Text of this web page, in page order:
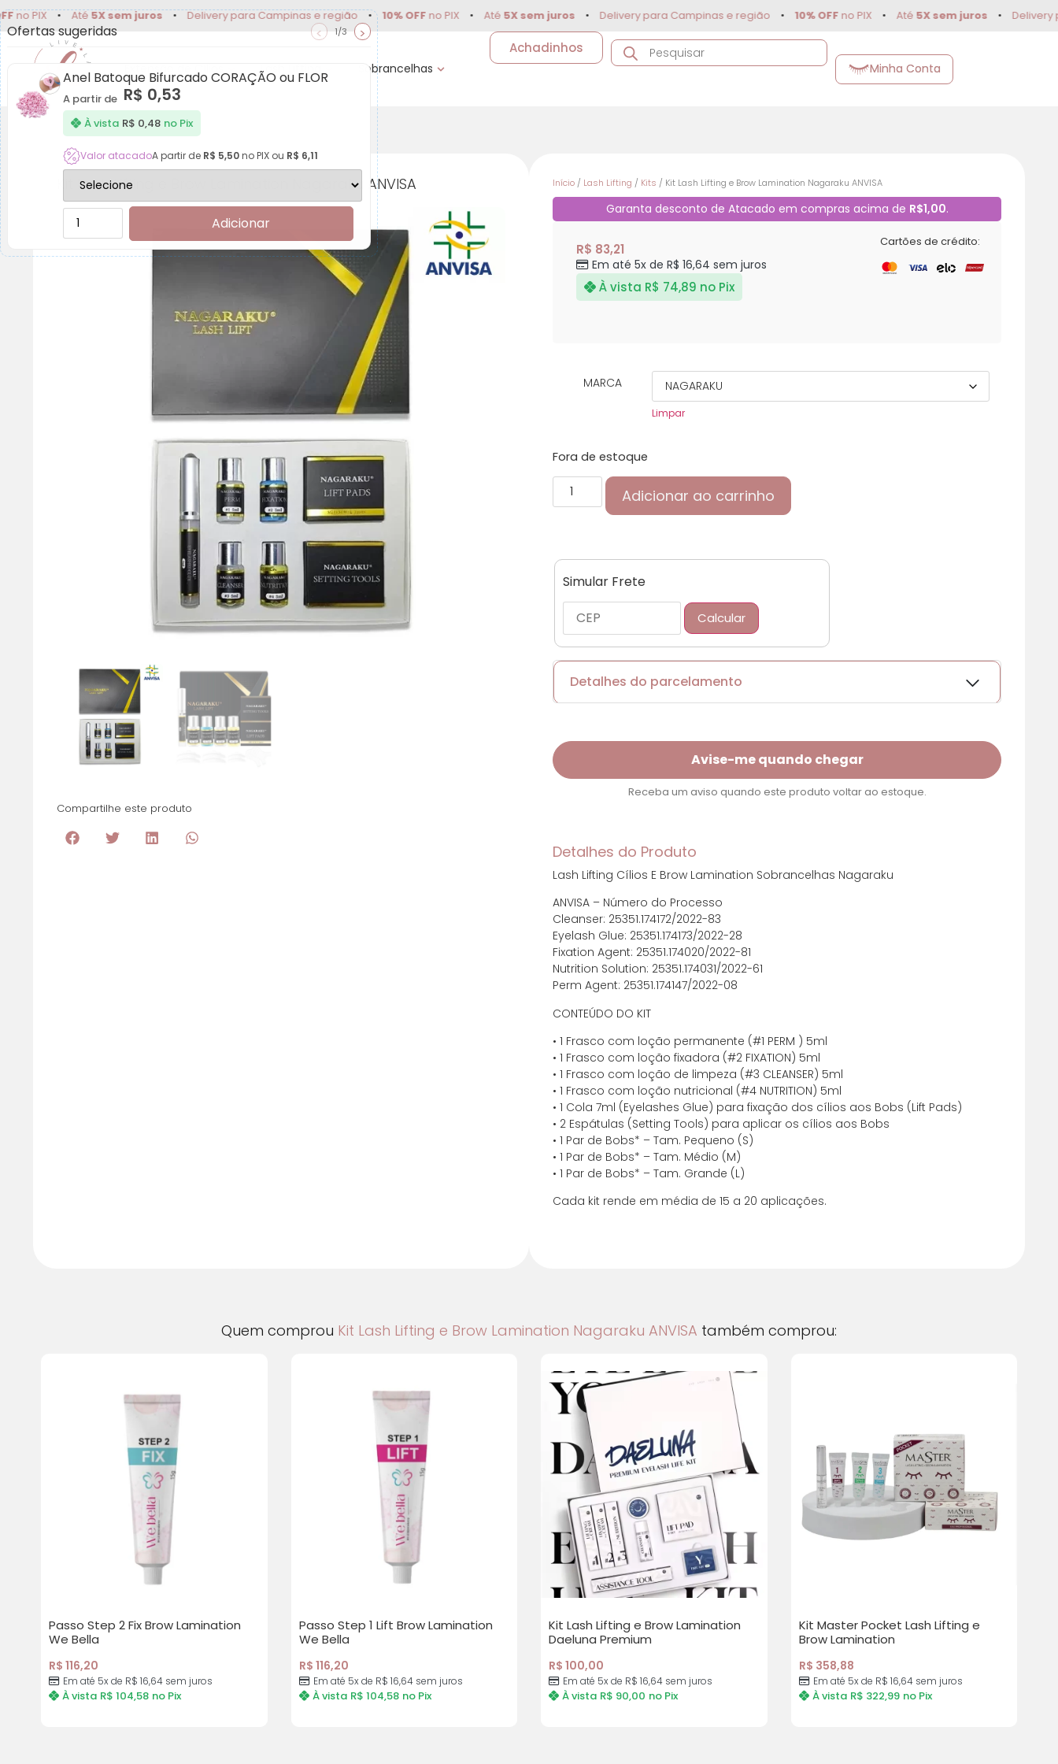
• Até5X sem juros • Delivery para Campinas e região • 10% OFFno PIX • Até 5X sem juros • Delivery para Campinas e região • 10% OFFno PIX • Até 5X sem juros • Delivery para
Extensão de Cílios Lash Lifting Sobrancelhas
Achadinhos
Minha Conta
Kit Lash Lifting e Brow Lamination Nagaraku ANVISA
Compartilhe este produto
Início / Lash Lifting / Kits / Kit Lash Lifting e Brow Lamination Nagaraku ANVISA
Garanta desconto de Atacado em compras acima de R$1,00.
Cartões de crédito:
R$ 83,21
Em até 5x de R$ 16,64 sem juros
À vista R$ 74,89 no Pix
MARCA
Limpar
Fora de estoque
Adicionar ao carrinho
Simular Frete
Calcular
Detalhes do parcelamento
1x de R$ 83,21 sem juros
3x de R$ 27,74 sem juros
4x de R$ 20,80 sem juros
6x de R$ 15,31 com juros
7x de R$ 13,25 com juros
8x de R$ 11,72 com juros R$ 93,73
9x de R$ 10,52 com juros
10x de R$ 9,56 com juros
Avise-me quando chegar
Receba um aviso quando este produto voltar ao estoque.
Detalhes do Produto
Lash Lifting Cílios E Brow Lamination Sobrancelhas Nagaraku
ANVISA – Número do Processo
Cleanser: 25351.174172/2022-83
Eyelash Glue: 25351.174173/2022-28
Fixation Agent: 25351.174020/2022-81
Nutrition Solution: 25351.174031/2022-61
Perm Agent: 25351.174147/2022-08
CONTEÚDO DO KIT
• 1 Frasco com loção permanente (#1 PERM ) 5ml
• 1 Frasco com loção fixadora (#2 FIXATION) 5ml
• 1 Frasco com loção de limpeza (#3 CLEANSER) 5ml
• 1 Frasco com loção nutricional (#4 NUTRITION) 5ml
• 1 Cola 7ml (Eyelashes Glue) para fixação dos cílios aos Bobs (Lift Pads)
• 2 Espátulas (Setting Tools) para aplicar os cílios aos Bobs
• 1 Par de Bobs* – Tam. Pequeno (S)
• 1 Par de Bobs* – Tam. Médio (M)
• 1 Par de Bobs* – Tam. Grande (L)
Cada kit rende em média de 15 a 20 aplicações.
Quem comprou Kit Lash Lifting e Brow Lamination Nagaraku ANVISA também comprou:
Passo Step 2 Fix Brow Lamination
We Bella
R$ 116,20
Em até 5x de R$ 16,64 sem juros
À vista R$ 104,58 no Pix
Passo Step 1 Lift Brow Lamination
We Bella
R$ 116,20
Em até 5x de R$ 16,64 sem juros
À vista R$ 104,58 no Pix
Kit Lash Lifting e Brow Lamination
Daeluna Premium
R$ 100,00
Em até 5x de R$ 16,64 sem juros
À vista R$ 90,00 no Pix
Kit Master Pocket Lash Lifting e
Brow Lamination
R$ 358,88
Em até 5x de R$ 16,64 sem juros
À vista R$ 322,99 no Pix
Ofertas sugeridas < 1/3 >
Anel Batoque Bifurcado CORAÇÃO ou FLOR
A partir de R$ 0,53
À vista R$ 0,48 no Pix
Valor atacadoA partir de R$ 5,50no PIX ou R$ 6,11
Adicionar